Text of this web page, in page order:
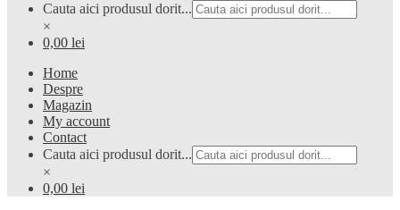
Cauta aici produsul dorit...
×
0,00 lei
Home
Despre
Magazin
My account
Contact
Cauta aici produsul dorit...
×
0,00 lei